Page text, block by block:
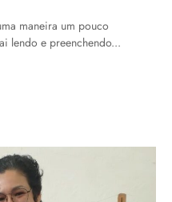
maneira um pouco
lendo e preenchendo...